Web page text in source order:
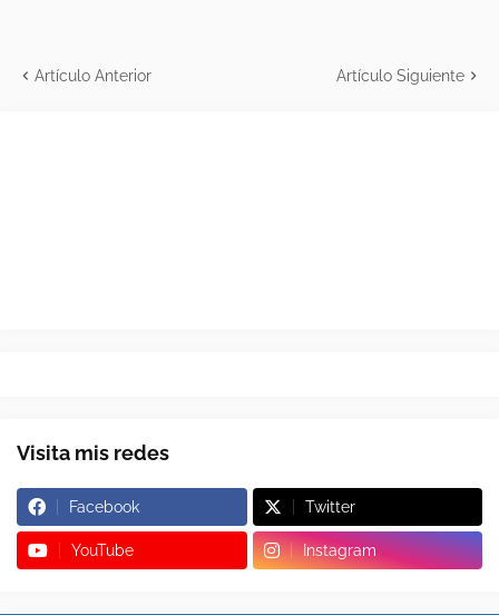
Artículo Anterior Artículo Siguiente
Visita mis redes
Facebook Twitter
YouTube Instagram